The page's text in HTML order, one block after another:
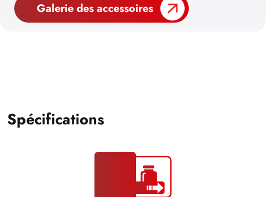
Galerie des accessoires
Spécifications